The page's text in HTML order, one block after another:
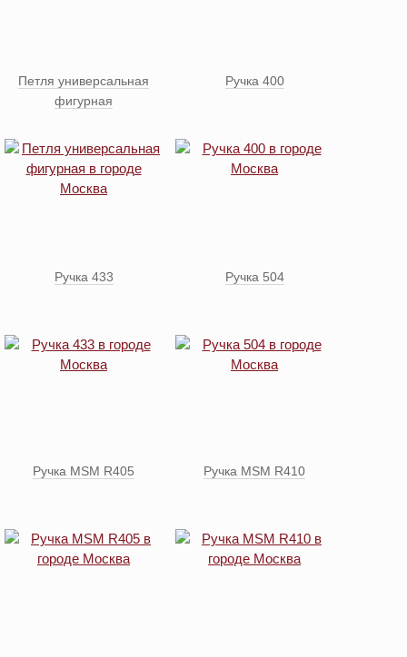
Петля универсальная
фигурная
Ручка 400
Ручка 433 Ручка 504
Ручка MSM R405 Ручка MSM R410